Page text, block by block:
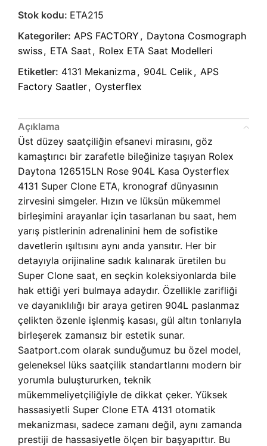
Stok kodu: ETA215
Kategoriler: APS FACTORY , Daytona Cosmograph
swiss, ETA Saat , Rolex ETA Saat Modelleri
Etiketler: 4131 Mekanizma , 904L Celik, APS
Factory Saatler, Oysterflex
Açıklama
Üst düzey saatçiliğin efsanevi mirasını, göz
kamaştırıcı bir zarafetle bileğinize taşıyan Rolex
Daytona 126515LN Rose 904L Kasa Oysterflex
4131 Super Clone ETA, kronograf dünyasının
zirvesini simgeler. Hızın ve lüksün mükemmel
birleşimini arayanlar için tasarlanan bu saat, hem
yarış pistlerinin adrenalinini hem de sofistike
davetlerin ışıltısını aynı anda yansıtır. Her bir
detayıyla orijinaline sadık kalınarak üretilen bu
Super Clone saat, en seçkin koleksiyonlarda bile
hak ettiği yeri bulmaya adaydır. Özellikle zarifliği
ve dayanıklılığı bir araya getiren 904L paslanmaz
çelikten özenle işlenmiş kasası, gül altın tonlarıyla
birleşerek zamansız bir estetik sunar.
Saatport.com olarak sunduğumuz bu özel model,
geleneksel lüks saatçilik standartlarını modern bir
yorumla buluştururken, teknik
mükemmeliyetçiliğiyle de dikkat çeker. Yüksek
hassasiyetli Super Clone ETA 4131 otomatik
mekanizması, sadece zamanı değil, aynı zamanda
prestiji de hassasiyetle ölçen bir başyapıttır. Bu